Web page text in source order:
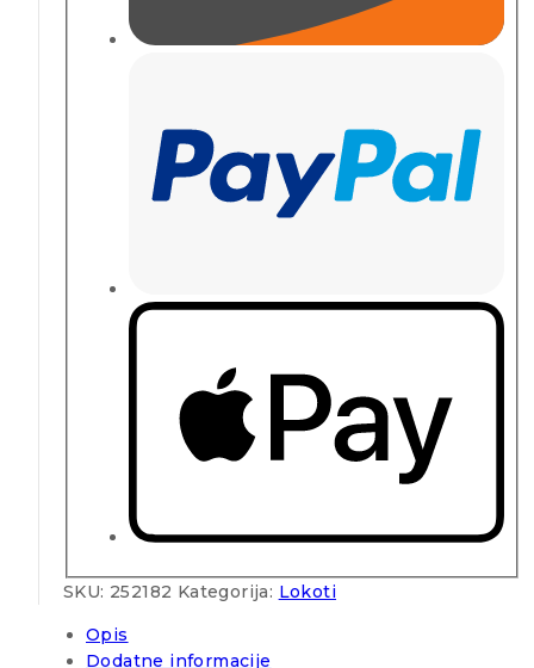
SKU: 252182 Kategorija: Lokoti
Opis
Dodatne informacije